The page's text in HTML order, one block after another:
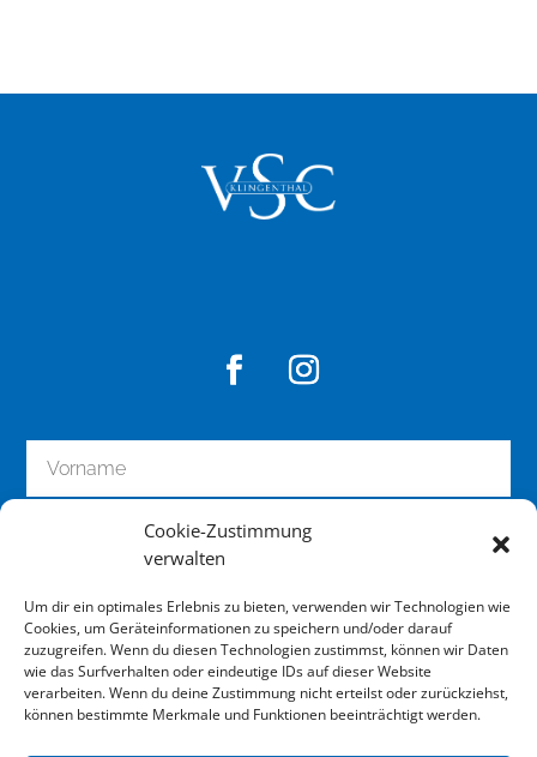
Cookie-Zustimmung
verwalten
Um dir ein optimales Erlebnis zu bieten, verwenden wir Technologien wie
Cookies, um Geräteinformationen zu speichern und/oder darauf
zuzugreifen. Wenn du diesen Technologien zustimmst, können wir Daten
wie das Surfverhalten oder eindeutige IDs auf dieser Website
verarbeiten. Wenn du deine Zustimmung nicht erteilst oder zurückziehst,
können bestimmte Merkmale und Funktionen beeinträchtigt werden.
zum Newsletter anmelden